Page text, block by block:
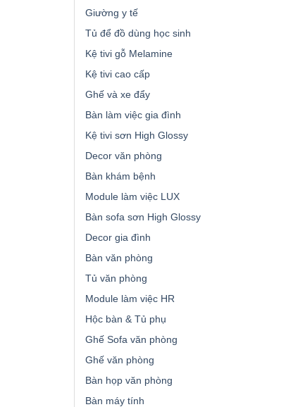
Giường y tế
Tủ để đồ dùng học sinh
Kệ tivi gỗ Melamine
Kệ tivi cao cấp
Ghế và xe đẩy
Bàn làm việc gia đình
Kệ tivi sơn High Glossy
Decor văn phòng
Bàn khám bệnh
Module làm việc LUX
Bàn sofa sơn High Glossy
Decor gia đình
Bàn văn phòng
Tủ văn phòng
Module làm việc HR
Hộc bàn & Tủ phụ
Ghế Sofa văn phòng
Ghế văn phòng
Bàn họp văn phòng
Bàn máy tính